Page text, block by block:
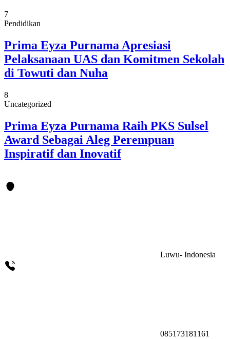
7
Pendidikan
Prima Eyza Purnama Apresiasi
Pelaksanaan UAS dan Komitmen Sekolah
di Towuti dan Nuha
8
Uncategorized
Prima Eyza Purnama Raih PKS Sulsel
Award Sebagai Aleg Perempuan
Inspiratif dan Inovatif
Luwu- Indonesia
085173181161